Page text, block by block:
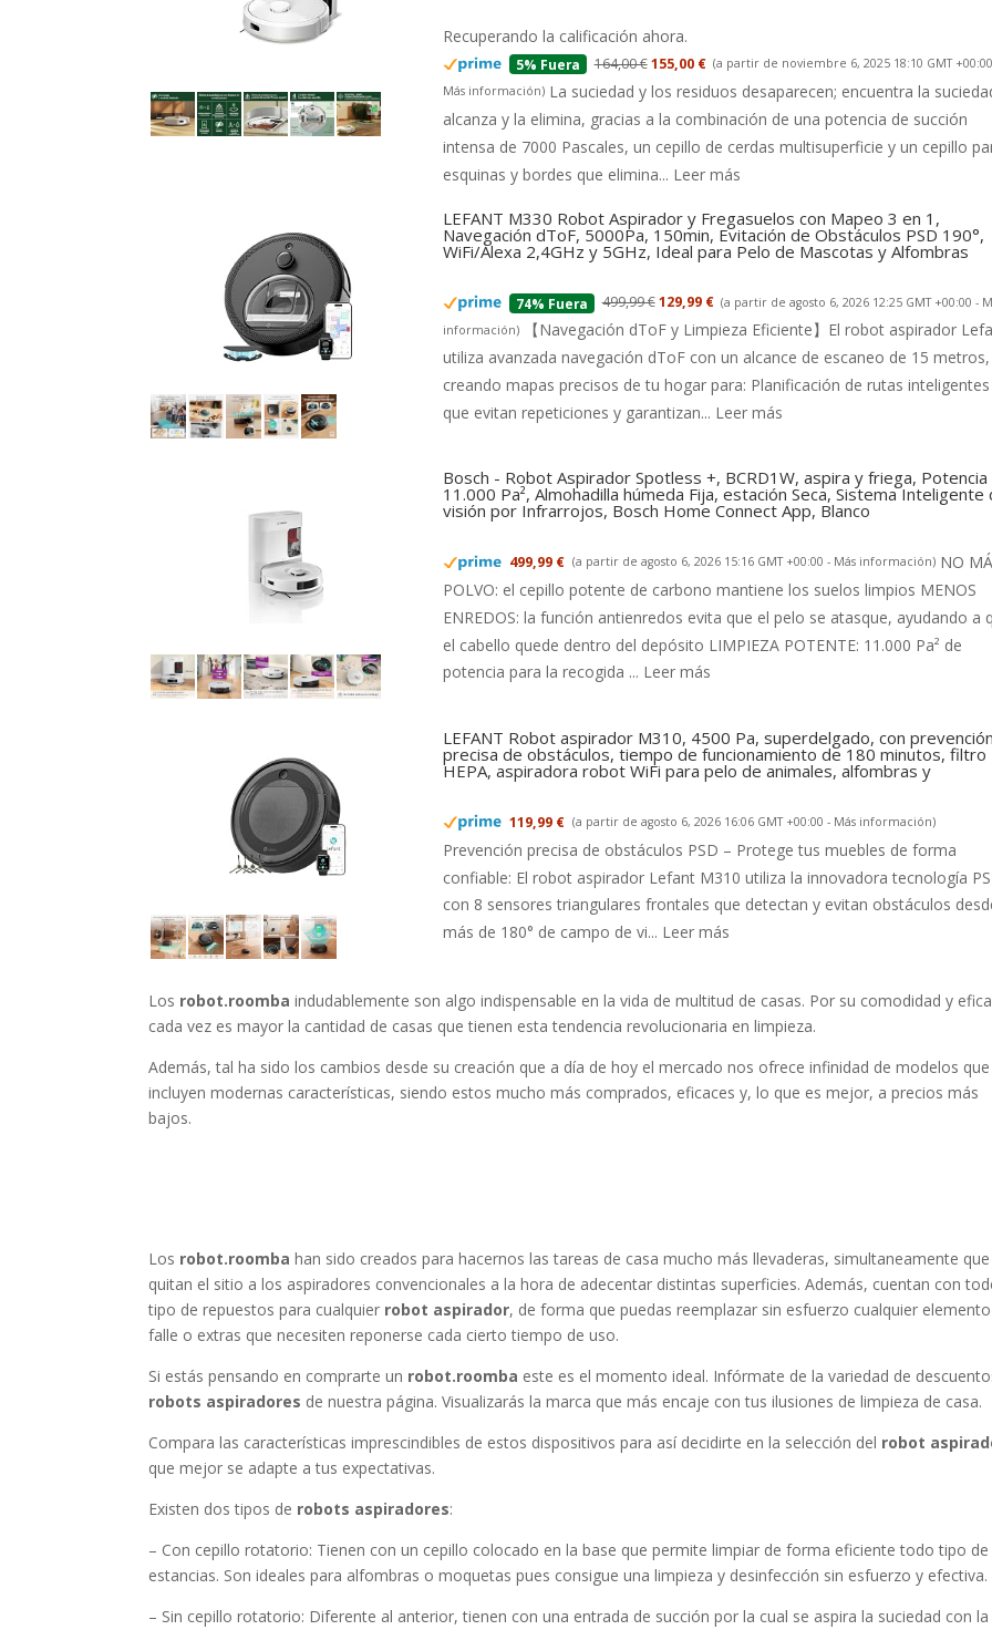
Recuperando la calificación ahora.
5% Fuera 164,00 €155,00 € (a partir de noviembre 6, 2025 18:10 GMT
Más información) La suciedad y los residuos desaparecen; encuentra la
alcanza y la elimina, gracias a la combinación de una potencia de succión
intensa de 7000 Pascales, un cepillo de cerdas multisuperficie y un cepillo
esquinas y bordes que elimina... Leer más
LEFANT M330 Robot Aspirador y Fregasuelos con Mapeo 3 en 1,
Navegación dToF, 5000Pa, 150min, Evitación de Obstáculos PSD 190°,
WiFi/Alexa 2,4GHz y 5GHz, Ideal para Pelo de Mascotas y Alfombras
74% Fuera 499,99 €129,99 € (a partir de agosto 6, 2026 12:25 GMT +00:00 -
información)
【Navegación dToF y Limpieza Eficiente】El robot aspirador
utiliza avanzada navegación dToF con un alcance de escaneo de 15 metros,
creando mapas precisos de tu hogar para: Planificación de rutas inteligentes
que evitan repeticiones y garantizan... Leer más
Bosch - Robot Aspirador Spotless +, BCRD1W, aspira y friega, Potencia
11.000 Pa², Almohadilla húmeda Fija, estación Seca, Sistema Inteligente
visión por Infrarrojos, Bosch Home Connect App, Blanco
499,99 € (a partir de agosto 6, 2026 15:16 GMT +00:00 - Más información) NO
POLVO: el cepillo potente de carbono mantiene los suelos limpios MENOS
ENREDOS: la función antienredos evita que el pelo se atasque, ayudando a
el cabello quede dentro del depósito LIMPIEZA POTENTE: 11.000 Pa² de
potencia para la recogida ... Leer más
LEFANT Robot aspirador M310, 4500 Pa, superdelgado, con prevención
precisa de obstáculos, tiempo de funcionamiento de 180 minutos, filtro
HEPA, aspiradora robot WiFi para pelo de animales, alfombras y
119,99 € (a partir de agosto 6, 2026 16:06 GMT +00:00 - Más información)
Prevención precisa de obstáculos PSD – Protege tus muebles de forma
confiable: El robot aspirador Lefant M310 utiliza la innovadora tecnología
con 8 sensores triangulares frontales que detectan y evitan obstáculos
más de 180° de campo de vi... Leer más
Los robot.roomba indudablemente son algo indispensable en la vida de multitud de casas. Por su comodidad y
cada vez es mayor la cantidad de casas que tienen esta tendencia revolucionaria en limpieza.
Además, tal ha sido los cambios desde su creación que a día de hoy el mercado nos ofrece infinidad de modelos que
incluyen modernas características, siendo estos mucho más comprados, eficaces y, lo que es mejor, a precios más
bajos.
Los robot.roomba han sido creados para hacernos las tareas de casa mucho más llevaderas, simultaneamente que
quitan el sitio a los aspiradores convencionales a la hora de adecentar distintas superficies. Además, cuentan con
tipo de repuestos para cualquier robot aspirador, de forma que puedas reemplazar sin esfuerzo cualquier
falle o extras que necesiten reponerse cada cierto tiempo de uso.
Si estás pensando en comprarte un robot.roomba este es el momento ideal. Infórmate de la variedad de
robots aspiradores de nuestra página. Visualizarás la marca que más encaje con tus ilusiones de limpieza de casa.
Compara las características imprescindibles de estos dispositivos para así decidirte en la selección del robot
que mejor se adapte a tus expectativas.
Existen dos tipos de robots aspiradores:
– Con cepillo rotatorio: Tienen con un cepillo colocado en la base que permite limpiar de forma eficiente todo tipo de
estancias. Son ideales para alfombras o moquetas pues consigue una limpieza y desinfección sin esfuerzo y efectiva.
– Sin cepillo rotatorio: Diferente al anterior, tienen con una entrada de succión por la cual se aspira la suciedad con la